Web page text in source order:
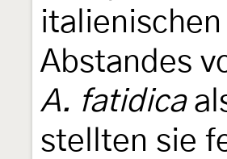
Abstandes
A. fatidica
stellten sie